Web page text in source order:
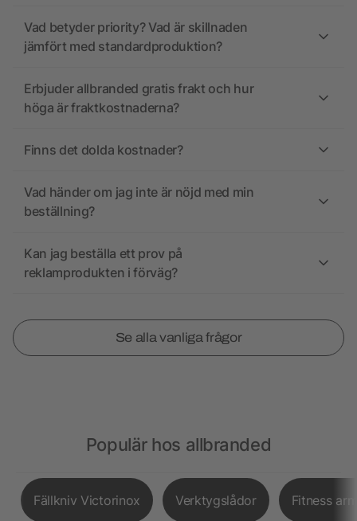
Vad betyder priority? Vad är skillnaden
jämfört med standardproduktion?
Erbjuder allbranded gratis frakt och hur
höga är fraktkostnaderna?
Finns det dolda kostnader?
Vad händer om jag inte är nöjd med min
beställning?
Kan jag beställa ett prov på
reklamprodukten i förväg?
Se alla vanliga frågor
Populär hos allbranded
Fällkniv Victorinox Verktygslådor Fitness